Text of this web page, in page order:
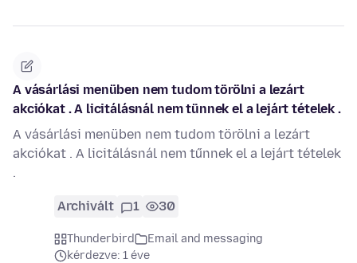
A vásárlási menüben nem tudom törölni a lezárt
akciókat . A licitálásnál nem tünnek el a lejárt tételek .
A vásárlási menüben nem tudom törölni a lezárt
akciókat . A licitálásnál nem tűnnek el a lejárt tételek
.
Archivált 1 30
Thunderbird
Email and messaging
kérdezve: 1 éve